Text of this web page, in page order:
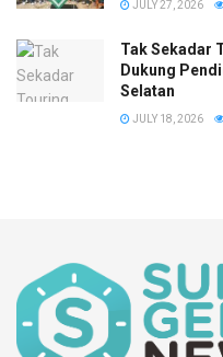
JULY 27, 2026
Tak Sekadar
Dukung
Selatan
JULY 18, 2026